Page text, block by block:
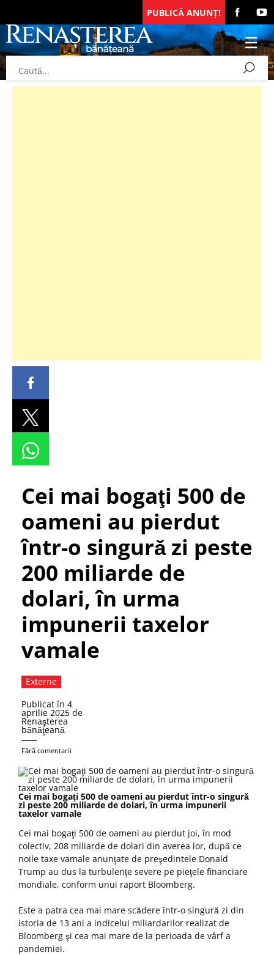
PUBLICĂ ANUNȚ!
Cei mai bogaţi 500 de
oameni au pierdut
într-o singură zi peste
200 miliarde de
dolari, în urma
impunerii taxelor
vamale
Externe
Publicat în 4
aprilie 2025 de
Renaşterea
bănăţeană
Fără comentarii
Cei mai bogaţi 500 de oameni au pierdut într-o singură
zi peste 200 miliarde de dolari, în urma impunerii
taxelor vamale
Cei mai bogaţi 500 de oameni au pierdut joi, în mod
colectiv, 208 miliarde de dolari din averea lor, după ce
noile taxe vamale anunţate de preşedintele Donald
Trump au dus la turbulenţe severe pe pieţele financiare
mondiale, conform unui raport Bloomberg.
Este a patra cea mai mare scădere într-o singură zi din
istoria de 13 ani a indicelui miliardarilor realizat de
Bloomberg şi cea mai mare de la perioada de vârf a
pandemiei.